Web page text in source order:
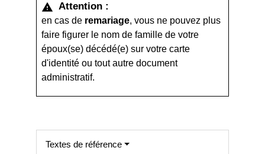
warning Attention :
en cas de remariage, vous ne pouvez plus
faire figurer le nom de famille de votre
époux(se) décédé(e) sur votre carte
d'identité ou tout autre document
administratif.
Textes de référence